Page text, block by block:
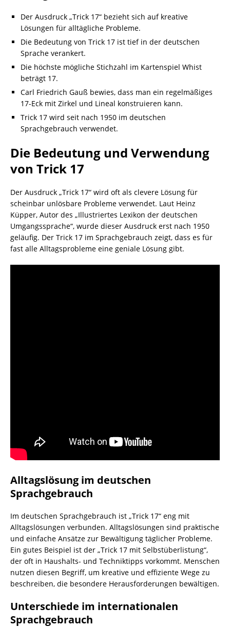
Der Ausdruck „Trick 17“ bezieht sich auf kreative
Lösungen für alltägliche Probleme.
Die Bedeutung von Trick 17 ist tief in der deutschen
Sprache verankert.
Die höchste mögliche Stichzahl im Kartenspiel Whist
beträgt 17.
Carl Friedrich Gauß bewies, dass man ein regelmäßiges
17-Eck mit Zirkel und Lineal konstruieren kann.
Trick 17 wird seit nach 1950 im deutschen
Sprachgebrauch verwendet.
Die Bedeutung und Verwendung
von Trick 17
Der Ausdruck „Trick 17“ wird oft als clevere Lösung für
scheinbar unlösbare Probleme verwendet. Laut Heinz
Küpper, Autor des „Illustriertes Lexikon der deutschen
Umgangssprache“, wurde dieser Ausdruck erst nach 1950
geläufig. Der Trick 17 im Sprachgebrauch zeigt, dass es für
fast alle Alltagsprobleme eine geniale Lösung gibt.
Alltagslösung im deutschen
Sprachgebrauch
Im deutschen Sprachgebrauch ist „Trick 17“ eng mit
Alltagslösungen verbunden. Alltagslösungen sind praktische
und einfache Ansätze zur Bewältigung täglicher Probleme.
Ein gutes Beispiel ist der „Trick 17 mit Selbstüberlistung“,
der oft in Haushalts- und Techniktipps vorkommt. Menschen
nutzen diesen Begriff, um kreative und effiziente Wege zu
beschreiben, die besondere Herausforderungen bewältigen.
Unterschiede im internationalen
Sprachgebrauch